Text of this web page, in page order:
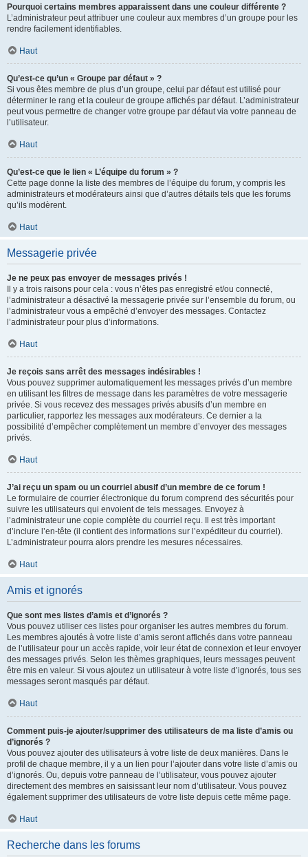
Pourquoi certains membres apparaissent dans une couleur différente ?
L’administrateur peut attribuer une couleur aux membres d’un groupe pour les
rendre facilement identifiables.
Haut
Qu’est-ce qu’un « Groupe par défaut » ?
Si vous êtes membre de plus d’un groupe, celui par défaut est utilisé pour
déterminer le rang et la couleur de groupe affichés par défaut. L’administrateur
peut vous permettre de changer votre groupe par défaut via votre panneau de
l’utilisateur.
Haut
Qu’est-ce que le lien « L’équipe du forum » ?
Cette page donne la liste des membres de l’équipe du forum, y compris les
administrateurs et modérateurs ainsi que d’autres détails tels que les forums
qu’ils modèrent.
Haut
Messagerie privée
Je ne peux pas envoyer de messages privés !
Il y a trois raisons pour cela : vous n’êtes pas enregistré et/ou connecté,
l’administrateur a désactivé la messagerie privée sur l’ensemble du forum, ou
l’administrateur vous a empêché d’envoyer des messages. Contactez
l’administrateur pour plus d’informations.
Haut
Je reçois sans arrêt des messages indésirables !
Vous pouvez supprimer automatiquement les messages privés d’un membre
en utilisant les filtres de message dans les paramètres de votre messagerie
privée. Si vous recevez des messages privés abusifs d’un membre en
particulier, rapportez les messages aux modérateurs. Ce dernier a la
possibilité d’empêcher complètement un membre d’envoyer des messages
privés.
Haut
J’ai reçu un spam ou un courriel abusif d’un membre de ce forum !
Le formulaire de courrier électronique du forum comprend des sécurités pour
suivre les utilisateurs qui envoient de tels messages. Envoyez à
l’administrateur une copie complète du courriel reçu. Il est très important
d’inclure l’en-tête (il contient des informations sur l’expéditeur du courriel).
L’administrateur pourra alors prendre les mesures nécessaires.
Haut
Amis et ignorés
Que sont mes listes d’amis et d’ignorés ?
Vous pouvez utiliser ces listes pour organiser les autres membres du forum.
Les membres ajoutés à votre liste d’amis seront affichés dans votre panneau
de l’utilisateur pour un accès rapide, voir leur état de connexion et leur envoyer
des messages privés. Selon les thèmes graphiques, leurs messages peuvent
être mis en valeur. Si vous ajoutez un utilisateur à votre liste d’ignorés, tous ses
messages seront masqués par défaut.
Haut
Comment puis-je ajouter/supprimer des utilisateurs de ma liste d’amis ou
d’ignorés ?
Vous pouvez ajouter des utilisateurs à votre liste de deux manières. Dans le
profil de chaque membre, il y a un lien pour l’ajouter dans votre liste d’amis ou
d’ignorés. Ou, depuis votre panneau de l’utilisateur, vous pouvez ajouter
directement des membres en saisissant leur nom d’utilisateur. Vous pouvez
également supprimer des utilisateurs de votre liste depuis cette même page.
Haut
Recherche dans les forums